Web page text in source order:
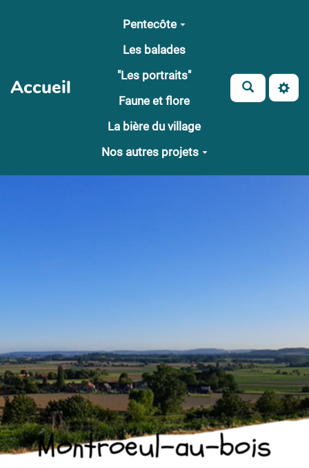
Aller au contenu principal
Accueil
Pentecôte
Les balades
"Les portraits"
Faune et flore
La bière du village
Nos autres projets
Montroeul-au-bois